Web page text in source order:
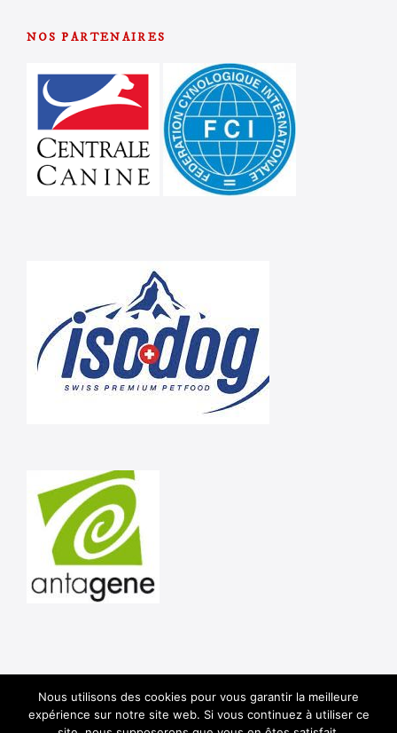
NOS PARTENAIRES
Shar Pei Club de France © 2020 - Mentions Légales-
Politique de confidentialité
Nous utilisons des cookies pour vous garantir la meilleure
expérience sur notre site web. Si vous continuez à utiliser ce